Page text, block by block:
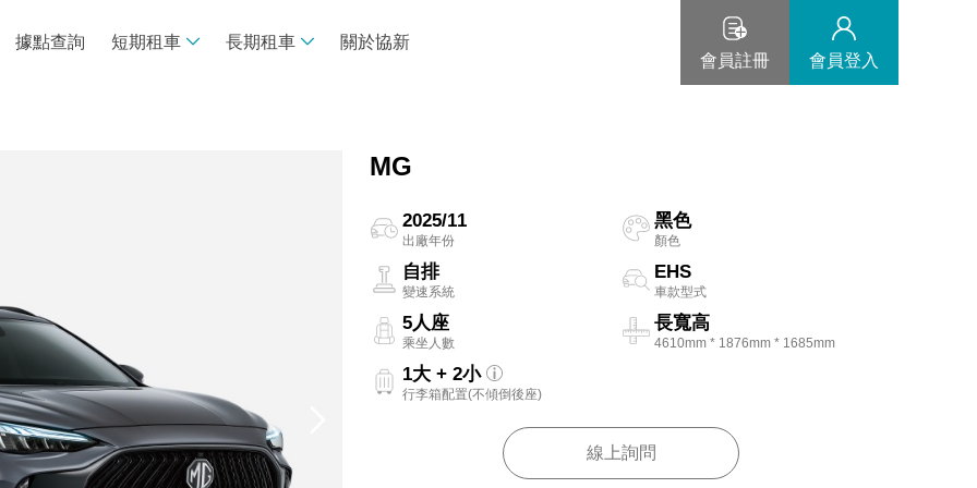
據點查詢 短期租車 長期租車
關於協新
會員註冊
會員登入
MG
2025/11
出廠年份
黑色
顏色
自排
變速系統
EHS
車款型式
5人座
乘坐人數
長寬高
4610mm * 1876mm * 1685mm
1大 + 2小
行李箱配置(不傾倒後座)
線上詢問